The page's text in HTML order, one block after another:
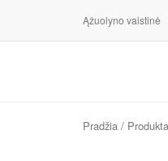
Ąžuolyno vaistinė
Pradžia /